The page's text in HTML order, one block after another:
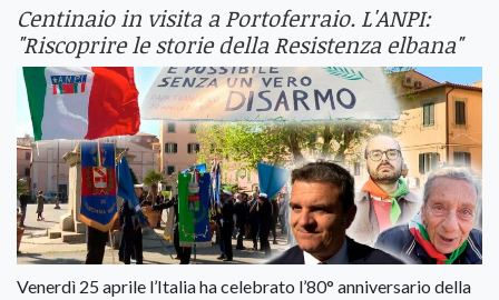
Centinaio in visita a Portoferraio. L'ANPI:
"Riscoprire le storie della Resistenza elbana"
Venerdì 25 aprile l’Italia ha celebrato l’80° anniversario della